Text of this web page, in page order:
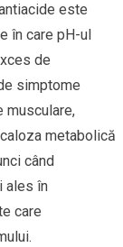
este
în care pH-ul
de
simptome
musculare,
metabolică
când
ales în
care